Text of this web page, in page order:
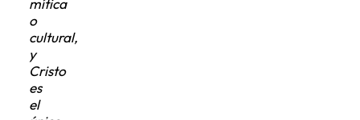
mítica
o
cultural,
y
Cristo
es
el